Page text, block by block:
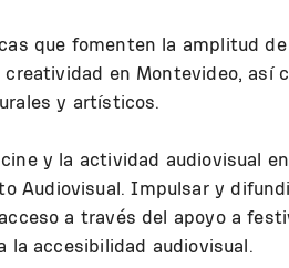
que fomenten la amplitud
en Montevideo, así
y artísticos.
y la actividad audiovisual
Audiovisual. Impulsar y
a través del apoyo a
la accesibilidad audiovisual.